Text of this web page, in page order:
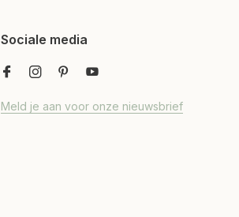
Sociale media
Meld je aan voor onze nieuwsbrief